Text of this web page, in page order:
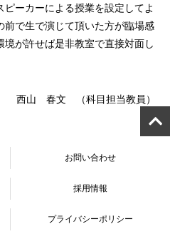
ーカーによる授業を設定してよ
で生で演じて頂いた方が臨場感
境が許せば是非教室で直接対面し
西山 春文 （科目担当教員）
お問い合わせ
採用情報
プライバシーポリシー